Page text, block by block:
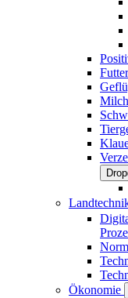
Ökonomie